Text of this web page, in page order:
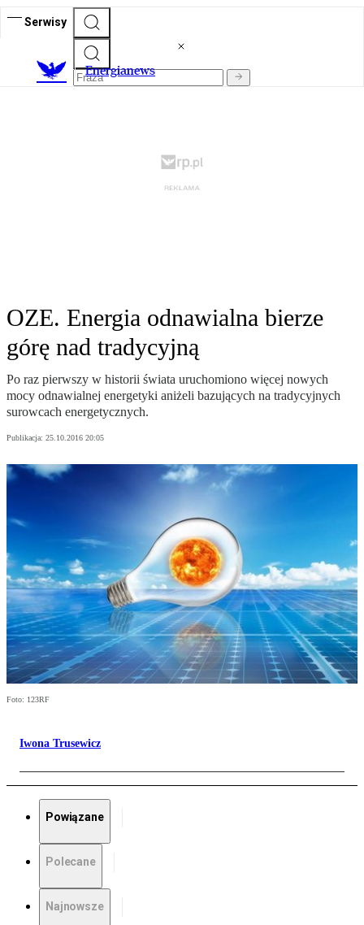
Serwisy
Energianews
OZE. Energia odnawialna bierze
górę nad tradycyjną
Po raz pierwszy w historii świata uruchomiono więcej nowych
mocy odnawialnej energetyki aniżeli bazujących na tradycyjnych
surowcach energetycznych.
Publikacja: 25.10.2016 20:05
Foto: 123RF
Iwona Trusewicz
Powiązane
Polecane
Najnowsze